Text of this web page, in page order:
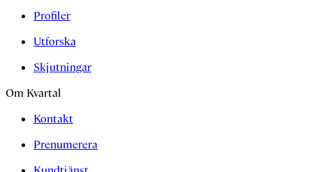
Profiler
Utforska
Skjutningar
Om Kvartal
Kontakt
Prenumerera